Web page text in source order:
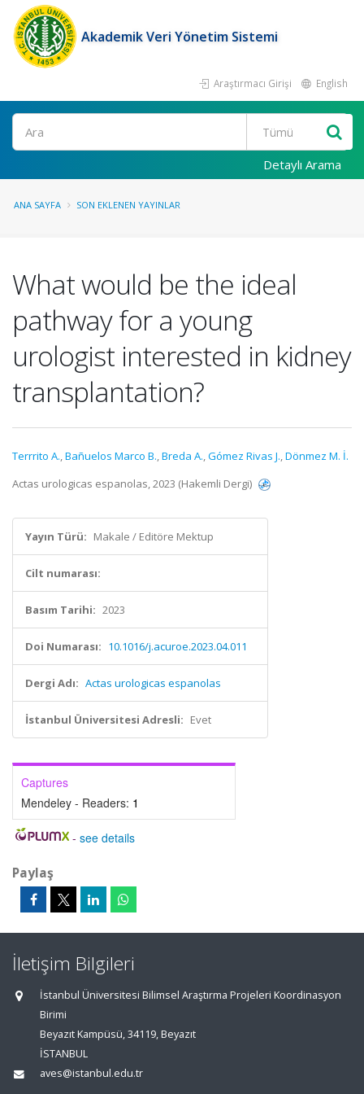
Akademik Veri Yönetim Sistemi
Araştırmacı Girişi English
Ara
Detaylı Arama
ANA SAYFA SON EKLENEN YAYINLAR
What would be the ideal
pathway for a young
urologist interested in kidney
transplantation?
Terrrito A.,Bañuelos Marco B.,Breda A.,Gómez Rivas J.,Dönmez M. İ.
Actas urologicas espanolas, 2023 (Hakemli Dergi)
Yayın Türü: Makale / Editöre Mektup
Cilt numarası:
Basım Tarihi: 2023
Doi Numarası: 10.1016/j.acuroe.2023.04.011
Dergi Adı: Actas urologicas espanolas
İstanbul Üniversitesi Adresli: Evet
Captures
Mendeley - Readers: 1
- see details
Paylaş
İletişim Bilgileri
İstanbul Üniversitesi Bilimsel Araştırma Projeleri Koordinasyon
Birimi
Beyazıt Kampüsü, 34119, Beyazıt
İSTANBUL
aves@istanbul.edu.tr